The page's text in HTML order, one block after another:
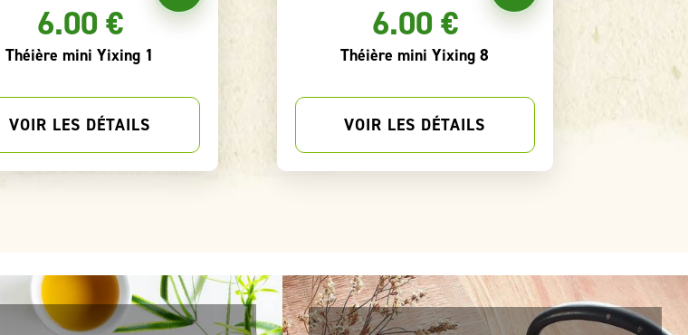
6.00 €
Théière mini Yixing 1
VOIR LES DÉTAILS
6.00 €
Théière mini Yixing 8
VOIR LES DÉTAILS